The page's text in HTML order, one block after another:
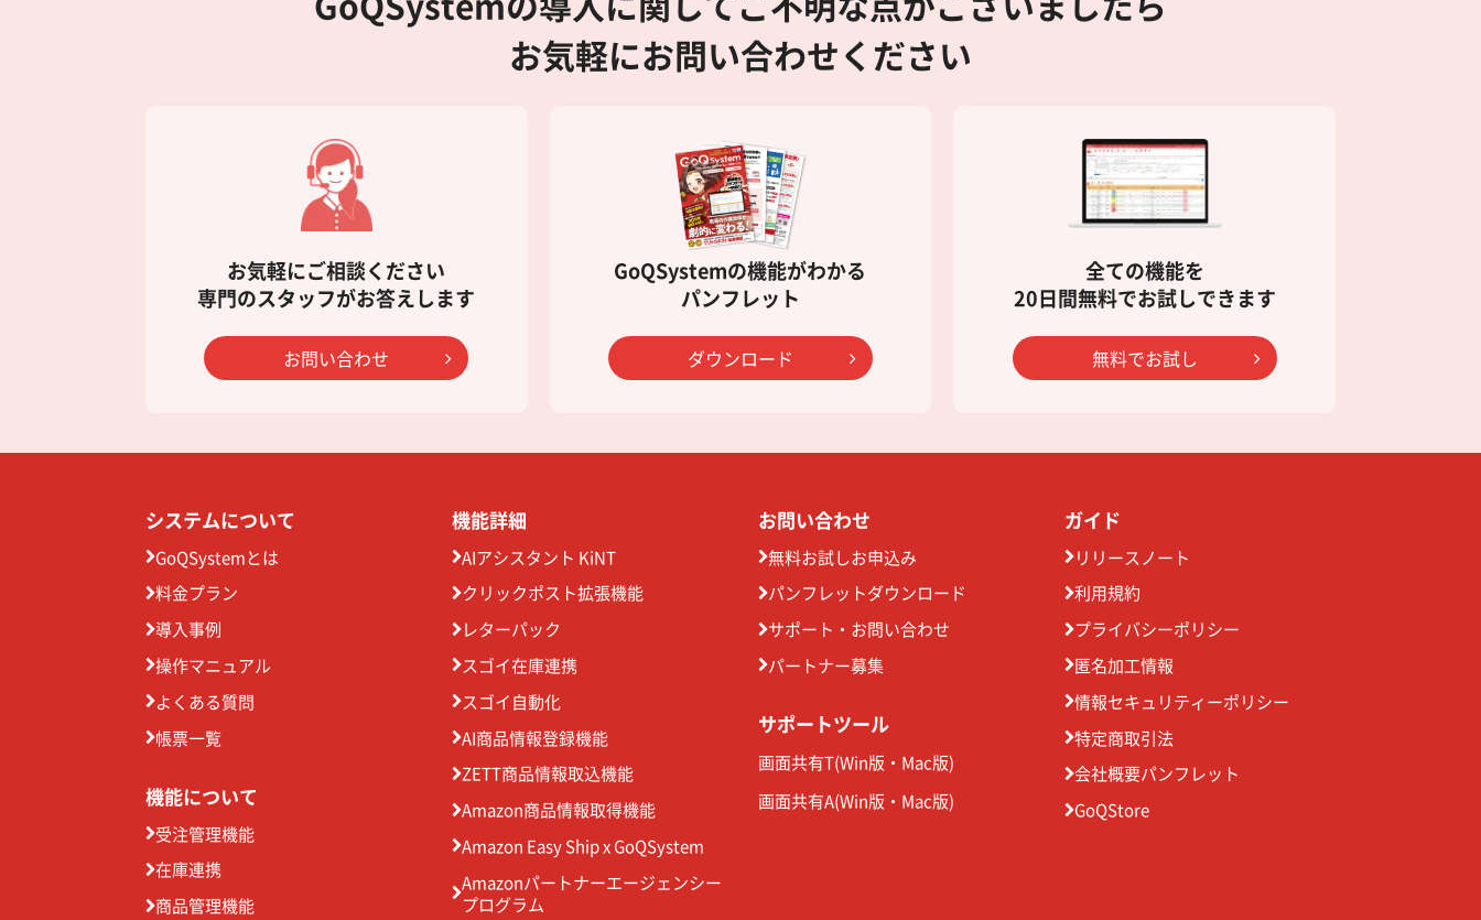
お気軽にお問い合わせください
お気軽にご相談ください
専門のスタッフがお答えします
お問い合わせ
GoQSystemの機能がわかる
パンフレット
ダウンロード
全ての機能を
20日間無料でお試しできます
無料でお試し
システムについて
GoQSystemとは
料金プラン
導入事例
操作マニュアル
よくある質問
帳票一覧
機能について
受注管理機能
在庫連携
商品管理機能
機能詳細
AIアシスタント KiNT
クリックポスト拡張機能
レターパック
スゴイ在庫連携
スゴイ自動化
AI商品情報登録機能
ZETT商品情報取込機能
Amazon商品情報取得機能
Amazon Easy Ship x GoQSystem
Amazonパートナーエージェンシー
プログラム
お問い合わせ
無料お試しお申込み
パンフレットダウンロード
サポート・お問い合わせ
パートナー募集
サポートツール
画面共有T(Win版 ・ Mac版)
画面共有A(Win版 ・ Mac版)
ガイド
リリースノート
利用規約
プライバシーポリシー
匿名加工情報
情報セキュリティーポリシー
特定商取引法
会社概要パンフレット
GoQStore